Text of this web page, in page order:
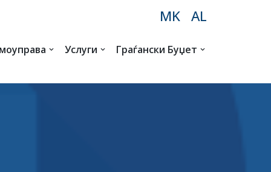
MK AL
Услуги
Граѓански Буџет